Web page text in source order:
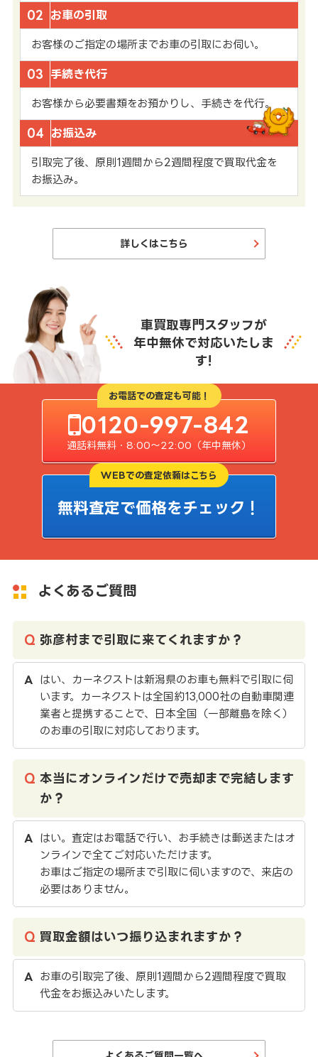
02 お車の引取
お客様のご指定の場所までお車の引取にお伺い。
03 手続き代行
お客様から必要書類をお預かりし、手続きを代行。
04 お振込み
引取完了後、原則1週間から2週間程度で買取代金を
お振込み。
詳しくはこちら
車買取専門スタッフが
年中無休で対応いたしま
す!
お電話での査定も可能！
0120-997-842
通話料無料・8:00〜22:00（年中無休）
WEBでの査定依頼はこちら
無料査定で価格をチェック！
よくあるご質問
弥彦村まで引取に来てくれますか？
はい、カーネクストは新潟県のお車も無料で引取に伺
います。カーネクストは全国約13,000社の自動車関連
業者と提携することで、日本全国（一部離島を除く）
のお車の引取に対応しております。
本当にオンラインだけで売却まで完結します
か？
はい。査定はお電話で行い、お手続きは郵送またはオ
ンラインで全てご対応いただけます。
お車はご指定の場所まで引取に伺いますので、来店の
必要はありません。
買取金額はいつ振り込まれますか？
お車の引取完了後、原則1週間から2週間程度で買取
代金をお振込みいたします。